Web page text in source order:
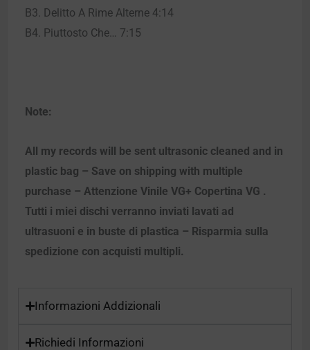
B3. Delitto A Rime Alterne 4:14
B4. Piuttosto Che… 7:15
Note:
All my records will be sent ultrasonic cleaned and in
plastic bag – Save on shipping with multiple
purchase – Attenzione Vinile VG+ Copertina VG .
Tutti i miei dischi verranno inviati lavati ad
ultrasuoni e in buste di plastica – Risparmia sulla
spedizione con acquisti multipli.
Informazioni Addizionali
Richiedi Informazioni